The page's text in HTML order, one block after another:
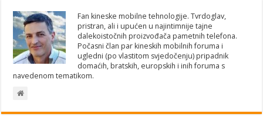
Fan kineske mobilne tehnologije. Tvrdoglav,
pristran, ali i upućen u najintimnije tajne
dalekoistočnih proizvođača pametnih telefona.
Počasni član par kineskih mobilnih foruma i
ugledni (po vlastitom svjedočenju) pripadnik
domaćih, bratskih, europskih i inih foruma s
navedenom tematikom.